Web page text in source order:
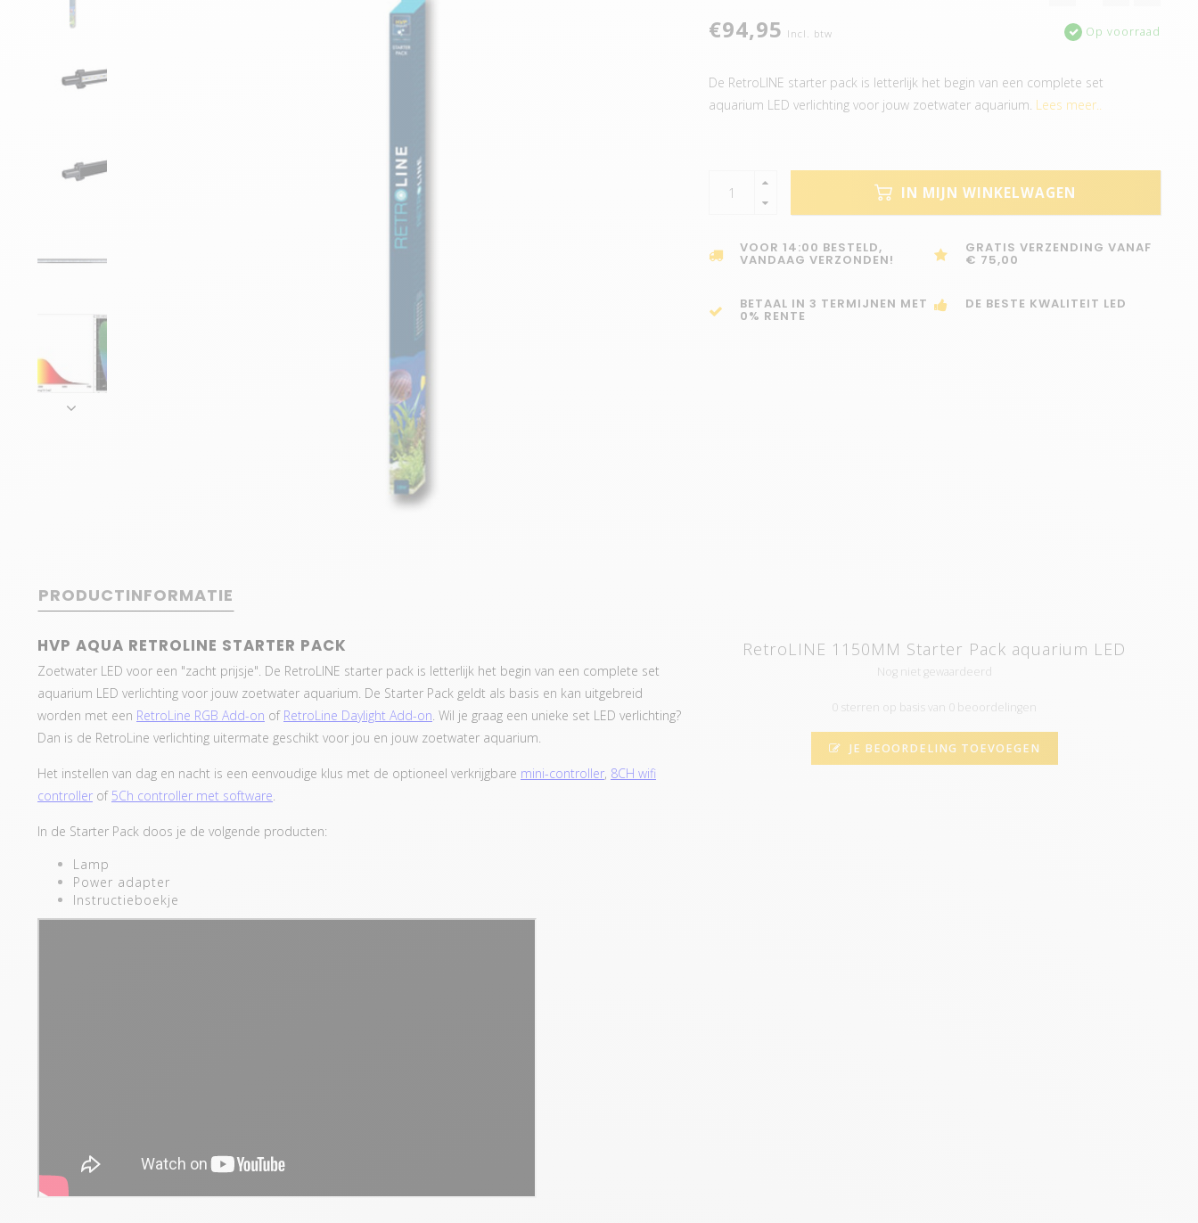
€94,95 Incl. btw Op voorraad
De RetroLINE starter pack is letterlijk het begin van een complete set
aquarium LED verlichting voor jouw zoetwater aquarium. Lees meer..
IN MIJN WINKELWAGEN
VOOR 14:00 BESTELD,
VANDAAG VERZONDEN!
GRATIS VERZENDING VANAF
€ 75,00
BETAAL IN 3 TERMIJNEN MET
0% RENTE
DE BESTE KWALITEIT LED
PRODUCTINFORMATIE
HVP AQUA RETROLINE STARTER PACK
Zoetwater LED voor een "zacht prijsje". De RetroLINE starter pack is letterlijk het begin van een complete set
aquarium LED verlichting voor jouw zoetwater aquarium. De Starter Pack geldt als basis en kan uitgebreid
worden met een RetroLine RGB Add-on of RetroLine Daylight Add-on . Wil je graag een unieke set LED verlichting?
Dan is de RetroLine verlichting uitermate geschikt voor jou en jouw zoetwater aquarium.
Het instellen van dag en nacht is een eenvoudige klus met de optioneel verkrijgbare mini-controller, 8CH wifi
controller of 5Ch controller met software
In de Starter Pack doos je de volgende producten:
Lamp
Power adapter
Instructieboekje
RetroLINE 1150MM Starter Pack aquarium LED
Nog niet gewaardeerd
0 sterren op basis van 0 beoordelingen
JE BEOORDELING TOEVOEGEN